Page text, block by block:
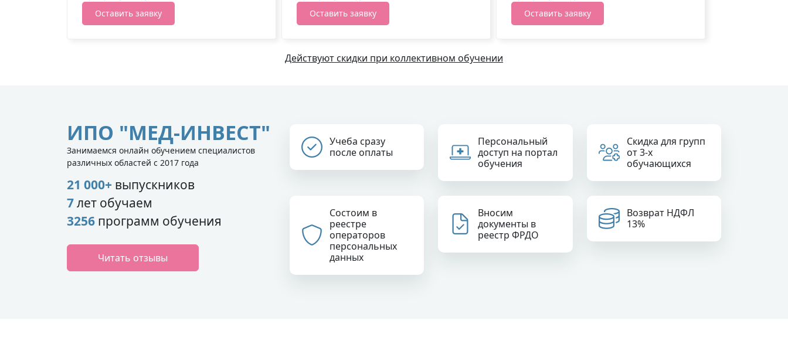
Оставить заявку Оставить заявку Оставить заявку
Действуют скидки при коллективном обучении
ИПО "МЕД-ИНВЕСТ"
Занимаемся онлайн обучением специалистов
различных областей с 2017 года
21 000+ выпускников
7лет обучаем
3256 программ обучения
Читать отзывы
Учеба сразу
после оплаты
Персональный
доступ на портал
обучения
Скидка для групп
от 3-х
обучающихся
Состоим в
реестре
операторов
персональных
данных
Вносим
документы в
реестр ФРДО
Возврат НДФЛ
13%